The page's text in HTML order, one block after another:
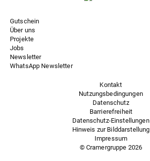
Gutschein
Über uns
Projekte
Jobs
Newsletter
WhatsApp Newsletter
Kontakt
Nutzungsbedingungen
Datenschutz
Barrierefreiheit
Datenschutz-Einstellungen
Hinweis zur Bilddarstellung
Impressum
© Cramergruppe 2026